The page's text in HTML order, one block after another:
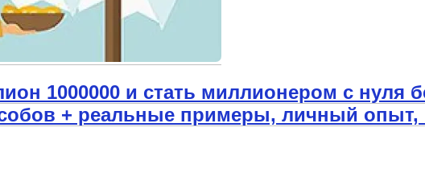
1000000 и стать миллионером с нуля
+ реальные примеры, личный опыт,